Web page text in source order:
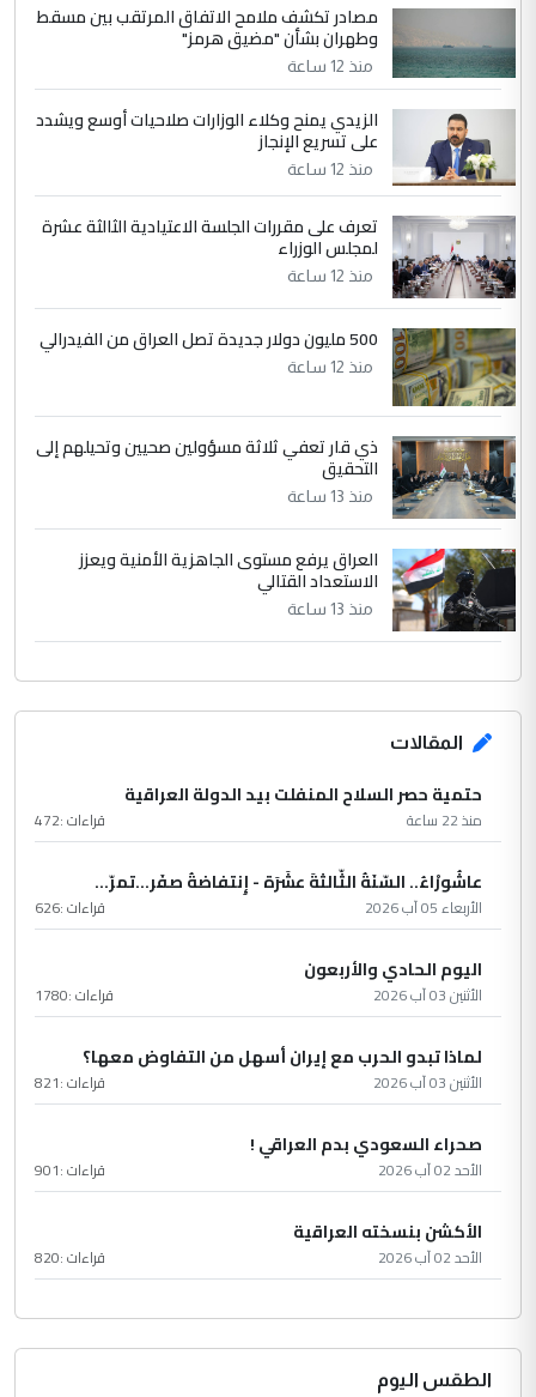
الجواهري يرد على صدام حسين سل
مضجعيك يابن الزنا (نص كامل)
5
التعليق : تحياتي لك استاذ حامدتركان. كلام
دقيق ومسؤول؛ فالاستثمار الحقيقي للإنسان
الموضوع :
بين الإهمال واغتصاب الأرض.. بلاد
الرافدين تعاني الجفاف والتصحر!!
مصادر تكشف ملامح الاتفاق المرتقب بين مسقط
وطهران بشأن "مضيق هرمز"
منذ 12 ساعة
الزيدي يمنح وكلاء الوزارات صلاحيات أوسع ويشدد
على تسريع الإنجاز
منذ 12 ساعة
تعرف على مقررات الجلسة الاعتيادية الثالثة عشرة
لمجلس الوزراء
منذ 12 ساعة
500 مليون دولار جديدة تصل العراق من الفيدرالي
منذ 12 ساعة
ذي قار تعفي ثلاثة مسؤولين صحيين وتحيلهم إلى
التحقيق
منذ 13 ساعة
العراق يرفع مستوى الجاهزية الأمنية ويعزز
الاستعداد القتالي
منذ 13 ساعة
المقالات
حتمية حصر السلاح المنفلت بيد الدولة العراقية
منذ 22 ساعة قراءات :472
عاشُورْاءُ.. السّنَةُ الثّالثةَ عشَرَة - إِنتفاضةُ صفَر…تمرّ...
الأربعاء 05 آب 2026 قراءات :626
اليوم الحادي والأربعون
الأثنين 03 آب 2026 قراءات :1780
لماذا تبدو الحرب مع إيران أسهل من التفاوض معها؟
الأثنين 03 آب 2026 قراءات :821
صحراء السعودي بدم العراقي !
الأحد 02 آب 2026 قراءات :901
الأكشن بنسخته العراقية
الأحد 02 آب 2026 قراءات :820
الطقس اليوم